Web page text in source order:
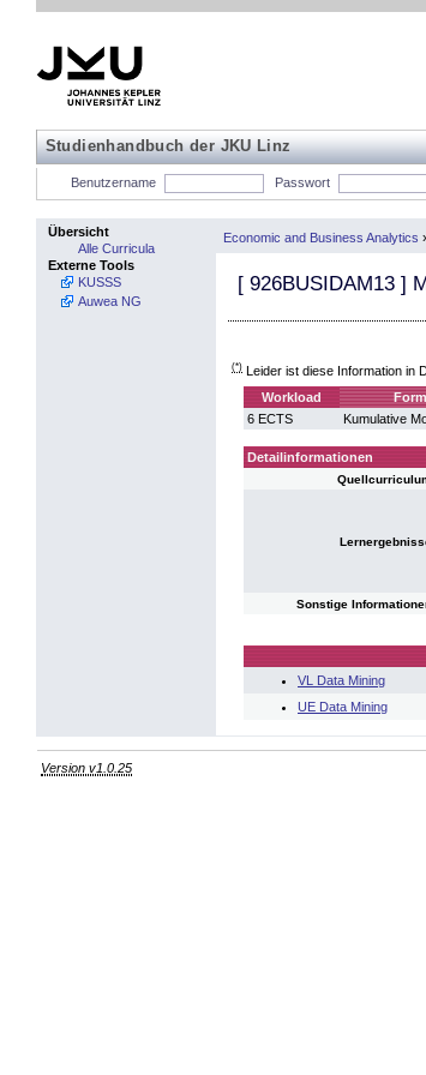
Studienhandbuch der JKU Linz
Benutzername Passwort
Übersicht
Alle Curricula
Externe Tools
KUSSS
Auwea NG
Economic and Business Analytics
[ 926BUSIDAM13 ]
(*) Leider ist diese Information in
Workload
6 ECTS
Kumulative
Detailinformationen
Sonstige
VL Data Mining
UE Data Mining
Version v1.0.25